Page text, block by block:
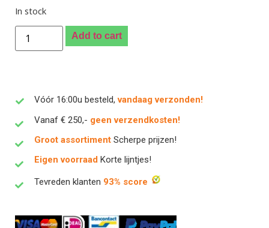
In stock
Add to cart
Vóór 16:00u besteld,vandaag verzonden!
Vanaf € 250,- geen verzendkosten!
Groot assortiment Scherpe prijzen!
Eigen voorraad Korte lijntjes!
Tevreden klanten 93% score